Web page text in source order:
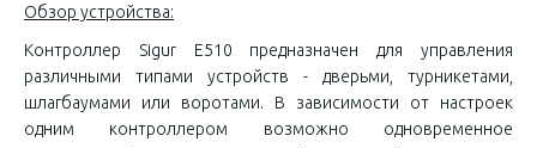
Обзор устройства:
Контроллер Sigur E510 предназначен для управления
различными типами устройств - дверьми, турникетами,
шлагбаумами или воротами. В зависимости от настроек
одним контроллером возможно одновременное